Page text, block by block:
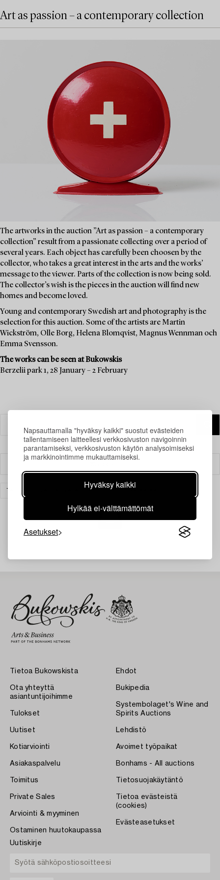
Napsauttamalla "hyväksy kaikki" suostut evästeiden
tallentamiseen laitteellesi verkkosivuston navigoinnin
parantamiseksi, verkkosivuston käytön analysoimiseksi
ja markkinointimme mukauttamiseksi.
Hyväksy kaikki
Hylkää ei-välttämättömät
Asetukset
Art as passion – a contemporary collection
The artworks in the auction ”Art as passion – a contemporary
collection” result from a passionate collecting over a period of
several years. Each object has carefully been choosen by the
collector, who takes a great interest in the arts and the works’
message to the viewer. Parts of the collection is now being sold.
The collector’s wish is the pieces in the auction will find new
homes and become loved.
Young and contemporary Swedish art and photography is the
selection for this auction. Some of the artists are Martin
Wickström, Olle Borg, Helena Blomqvist, Magnus Wennman och
Emma Svensson.
The works can be seen at Bukowskis
Berzelii park 1, 28 January – 2 February
TYHJENNÄ KAIKKI
Juuri nyt ei löytynyt hakuasi vastaavia kohteita.
Tietoa Bukowskista
Ota yhteyttä
asiantuntijoihimme
Tulokset
Uutiset
Kotiarviointi
Asiakaspalvelu
Toimitus
Private Sales
Arviointi & myyminen
Ostaminen huutokaupassa
Ehdot
Bukipedia
Systembolaget's Wine and
Spirits Auctions
Lehdistö
Avoimet työpaikat
Bonhams - All auctions
Tietosuojakäytäntö
Tietoa evästeistä
(cookies)
Evästeasetukset
Uutiskirje